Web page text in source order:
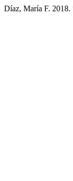
Díaz, María F.